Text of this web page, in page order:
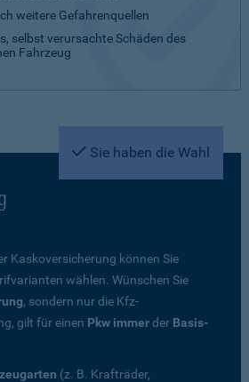
weitere Gefahrenquellen
selbst verursachte Schäden des
Fahrzeug
Sie haben die Wahl
Kaskoversicherung können Sie
wählen. Wünschen Sie
, sondern nur die Kfz-
gilt für einen Pkw immerder Basis-
(z. B. Krafträder,